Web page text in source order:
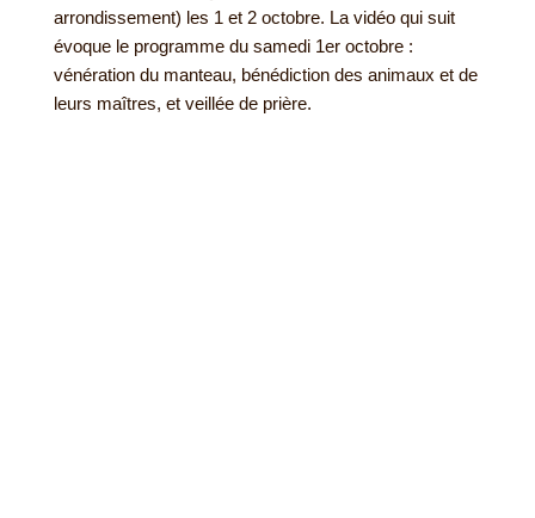
arrondissement) les 1 et 2 octobre. La vidéo qui suit
évoque le programme du samedi 1er octobre :
vénération du manteau, bénédiction des animaux et de
leurs maîtres, et veillée de prière.